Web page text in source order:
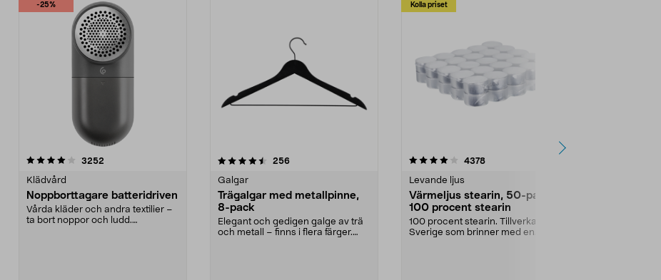
-25%
3252
Klädvård
Noppborttagare batteridriven
Vårda kläder och andra textilier –
ta bort noppor och ludd.
4.5av 5 stjärnor 256recensioner
Galgar
Trägalgar med metallpinne,
8-pack
Elegant och gedigen galge av trä
och metall – finns i flera färger.
Kolla priset
4.0av 5 stjärnor 4378recensioner
Levande ljus
Värmeljus stearin, 50-pack,
100 procent stearin
100 procent stearin. Tillverkade i
Sverige som brinner med en
4.5av 5 stjärnor